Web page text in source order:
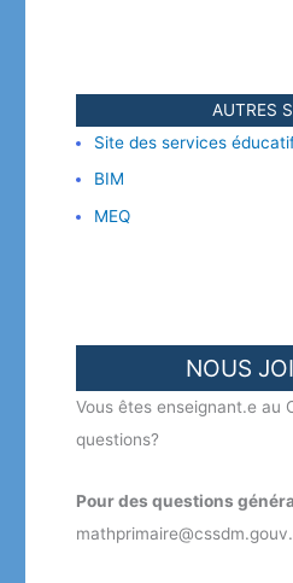
AUTRES
Site des services
BIM
MEQ
NOUS
Vous êtes enseignant.e au
questions?
Pour des questions